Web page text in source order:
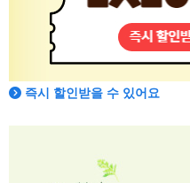
즉시 할인받을 수 있어요